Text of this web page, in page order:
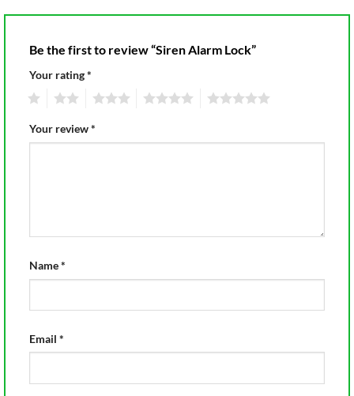
Be the first to review “Siren Alarm Lock”
Your rating*
Your review*
Name*
Email *